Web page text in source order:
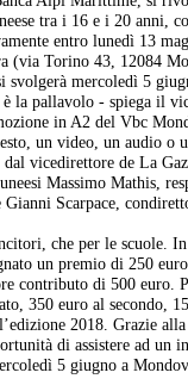
tra i 16 e i 20 anni,
entro lunedì 13
(via Torino 43, 12084
mercoledì 5
la pallavolo - spiega il
in A2 del Vbc
un video, un audio o
vicedirettore de La
Massimo Mathis,
Scarpace,
che per le scuole.
un premio di 250
contributo di 500 euro.
350 euro al secondo,
2018. Grazie
di assistere ad un
5 giugno a